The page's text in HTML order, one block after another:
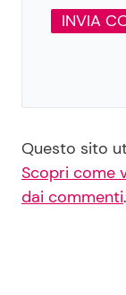
Questo sito
Scopri come
dai commenti.